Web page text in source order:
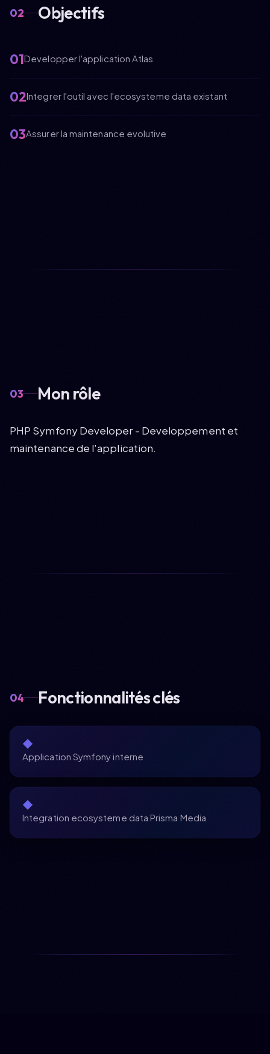
02 Objectifs
01Developper l'application Atlas
02Integrer l'outil avec l'ecosysteme data existant
03Assurer la maintenance evolutive
03 Mon rôle
PHP Symfony Developer - Developpement et
maintenance de l'application.
04 Fonctionnalités clés
◆
Application Symfony interne
◆
Integration ecosysteme data Prisma Media